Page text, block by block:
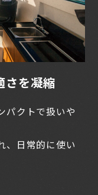
さを凝縮
パクトで扱いや
、日常的に使い